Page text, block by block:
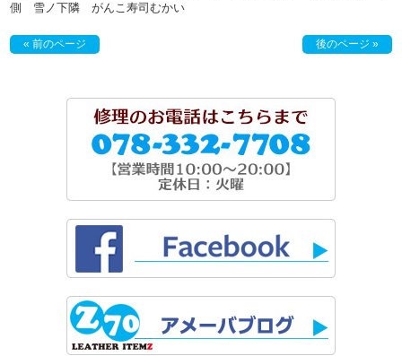
側 雪ノ下隣 がんこ寿司むかい
« 前のページ 後のページ »